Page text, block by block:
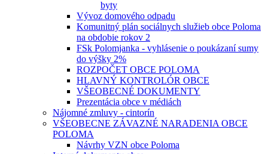
byty
Vývoz domového odpadu
Komunitný plán sociálnych služieb obce Poloma
na obdobie rokov 2
FSk Polomjanka - vyhlásenie o poukázaní sumy
do výšky 2%
ROZPOČET OBCE POLOMA
HLAVNÝ KONTROLÓR OBCE
VŠEOBECNÉ DOKUMENTY
Prezentácia obce v médiách
Nájomné zmluvy - cintorín
VŠEOBECNE ZÁVAZNÉ NARADENIA OBCE
POLOMA
Návrhy VZN obce Poloma